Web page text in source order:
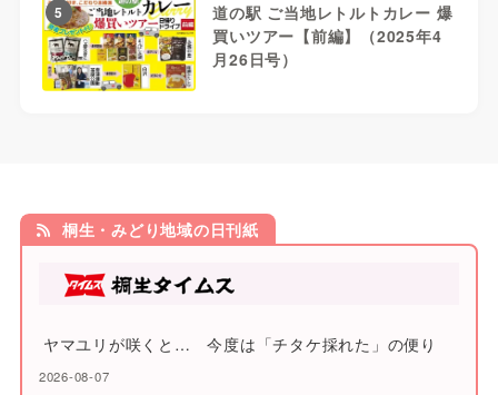
5
道の駅 ご当地レトルトカレー 爆
買いツアー【前編】（2025年4
月26日号）
桐生・みどり地域の日刊紙
ヤマユリが咲くと… 今度は「チタケ採れた」の便り
2026-08-07